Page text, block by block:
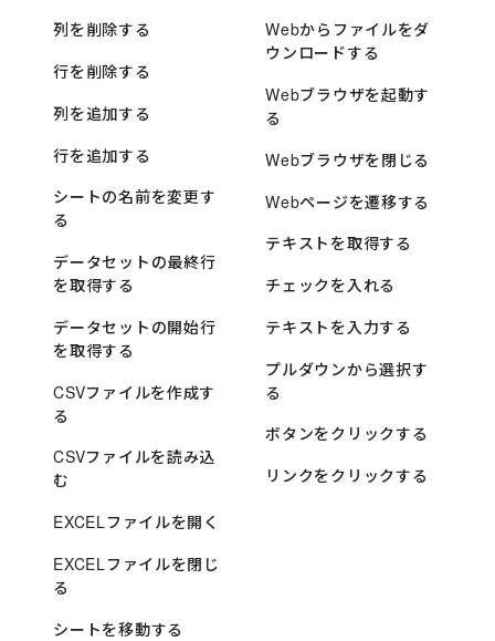
列を削除する
行を削除する
列を追加する
行を追加する
シートの名前を変更す
る
データセットの最終行
を取得する
データセットの開始行
を取得する
CSVファイルを作成す
る
CSVファイルを読み込
む
EXCELファイルを開く
EXCELファイルを閉じ
る
シートを移動する
Webからファイルをダ
ウンロードする
Webブラウザを起動す
る
Webブラウザを閉じる
Webページを遷移する
テキストを取得する
チェックを入れる
テキストを入力する
プルダウンから選択す
る
ボタンをクリックする
リンクをクリックする